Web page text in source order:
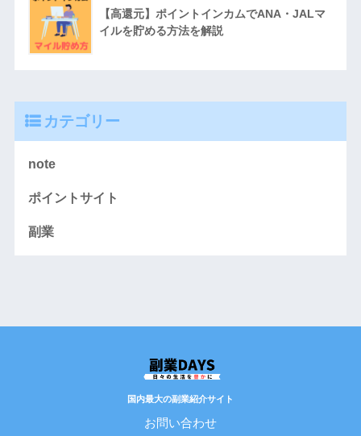
【高還元】ポイントインカムでANA・JALマ
イルを貯める方法を解説
カテゴリー
note
ポイントサイト
副業
国内最大の副業紹介サイト
お問い合わせ